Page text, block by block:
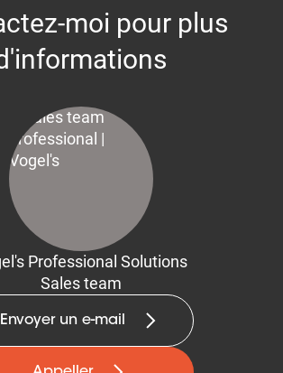
moi pour plus
Professional Solutions
Sales team
Envoyer un e-mail